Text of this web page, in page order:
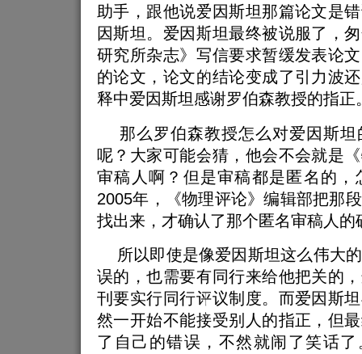
助手，跟他说爱因斯坦那篇论文是
因斯坦。爱因斯坦最终被说服了，
研究所杂志》写信要求暂缓发表论
的论文，论文的结论变成了引力波
释中爱因斯坦感谢罗伯森教授的指正
那么罗伯森教授怎么对爱因斯坦
呢？大家可能会猜，他会不会就是
审稿人啊？但是审稿都是匿名的，
2005年，《物理评论》编辑部把那
找出来，才确认了那个匿名审稿人的
所以即使是像爱因斯坦这么伟大
误的，也需要有同行来给他把关的
刊要实行同行评议制度。而爱因斯
然一开始不能接受别人的指正，但
了自己的错误，不然就闹了笑话了